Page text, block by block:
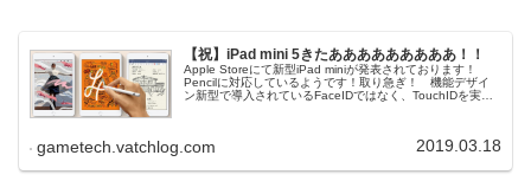
【祝】iPad mini 5きたあああああああああ！！
Apple Storeにて新型iPad miniが発表されております！
Pencilに対応しているようです！取り急ぎ！ 機能デザイ
ン新型で導入されているFaceIDではなく、TouchIDを実装
gametech.vatchlog.com 2019.03.18